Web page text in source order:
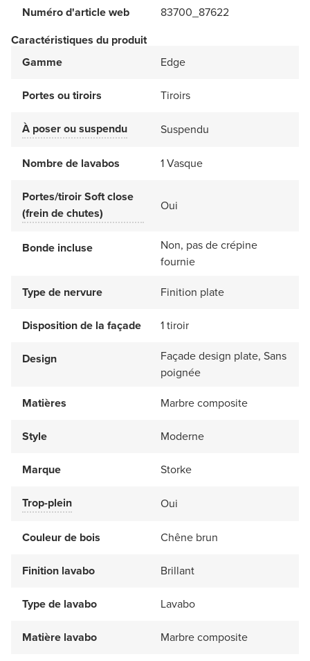
Numéro d'article web
83700_87622
Caractéristiques du produit
Gamme
Edge
Portes ou tiroirs Tiroirs
À poser ou suspendu Suspendu
Nombre de lavabos 1 Vasque
Portes/tiroir Soft close
(frein de chutes)
Oui
Bonde incluse
Non, pas de crépine
fournie
Type de nervure
Finition plate
Disposition de la façade 1 tiroir
Design
Façade design plate, Sans
poignée
Matières
Marbre composite
Style Moderne
Marque Storke
Trop-plein Oui
Couleur de bois Chêne brun
Finition lavabo Brillant
Type de lavabo Lavabo
Matière lavabo Marbre composite